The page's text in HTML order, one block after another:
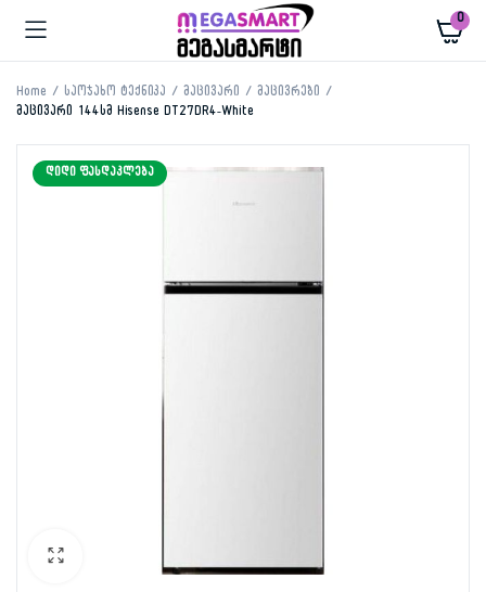
0
Home საოჯახო ტექნიკა მაცივარი
მაცივრები
მაცივარი 144სმ Hisense DT27DR4-White
ᲓᲘᲓᲘ ᲤᲐᲡᲓᲐᲙᲚᲔᲑᲐ